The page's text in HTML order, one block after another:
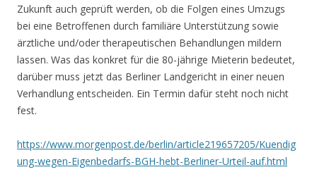
Zukunft auch geprüft werden, ob die Folgen eines Umzugs
bei eine Betroffenen durch familiäre Unterstützung sowie
ärztliche und/oder therapeutischen Behandlungen mildern
lassen. Was das konkret für die 80-jährige Mieterin bedeutet,
darüber muss jetzt das Berliner Landgericht in einer neuen
Verhandlung entscheiden. Ein Termin dafür steht noch nicht
fest.
https://www.morgenpost.de/berlin/article219657205/Kuendig
ung-wegen-Eigenbedarfs-BGH-hebt-Berliner-Urteil-auf.html